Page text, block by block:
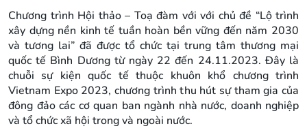
Chương trình Hội thảo – Toạ đàm với với chủ đề “Lộ trình
xây dựng nền kinh tế tuần hoàn bền vững đến năm 2030
và tương lai” đã được tổ chức tại trung tâm thương mại
quốc tế Bình Dương từ ngày 22 đến 24.11.2023. Đây là
chuỗi sự kiện quốc tế thuộc khuôn khổ chương trình
Vietnam Expo 2023, chương trình thu hút sự tham gia của
đông đảo các cơ quan ban ngành nhà nước, doanh nghiệp
và tổ chức xã hội trong và ngoài nước.